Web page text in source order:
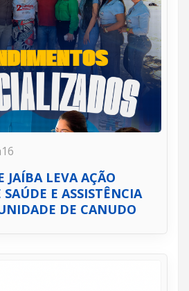
JAÍBA LEVA AÇÃO
E ASSISTÊNCIA
DE CANUDO